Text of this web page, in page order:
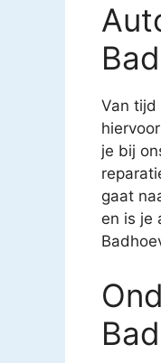
Van tijd
je bij
gaat
en is je